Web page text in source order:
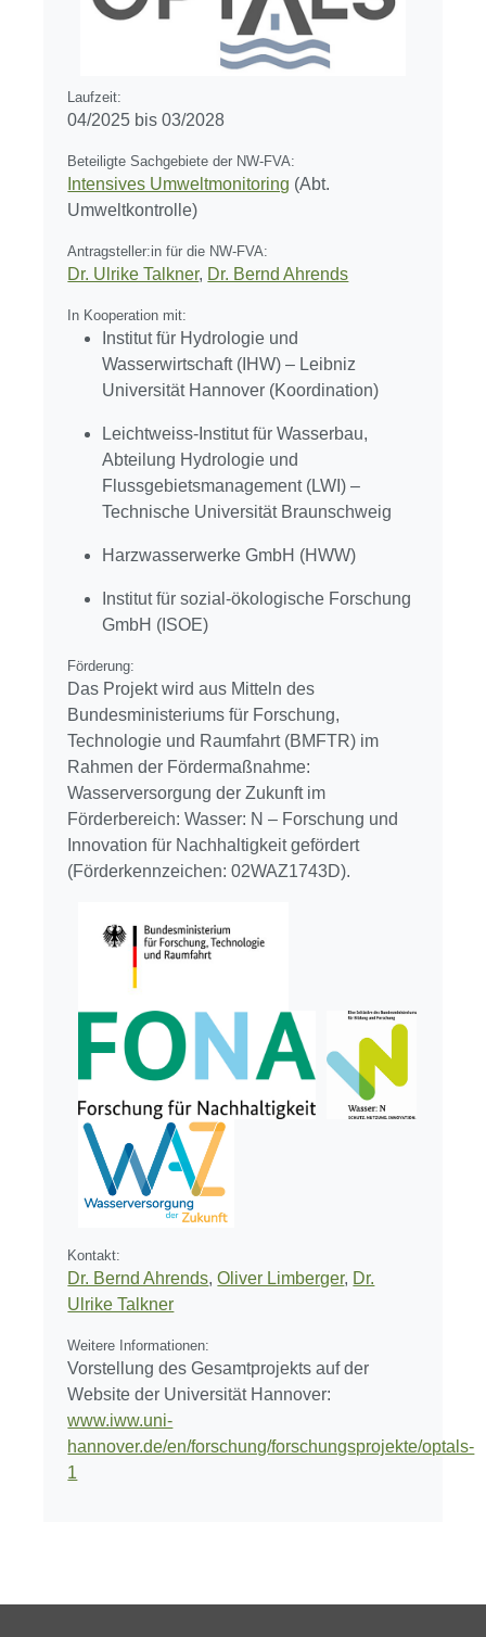
Laufzeit:
04/2025 bis 03/2028
Beteiligte Sachgebiete der NW-FVA:
Intensives Umweltmonitoring (Abt.
Umweltkontrolle)
Antragsteller:in für die NW-FVA:
Dr. Ulrike Talkner, Dr. Bernd Ahrends
In Kooperation mit:
Institut für Hydrologie und
Wasserwirtschaft (IHW) – Leibniz
Universität Hannover (Koordination)
Leichtweiss-Institut für Wasserbau,
Abteilung Hydrologie und
Flussgebietsmanagement (LWI) –
Technische Universität Braunschweig
Harzwasserwerke GmbH (HWW)
Institut für sozial-ökologische Forschung
GmbH (ISOE)
Förderung:
Das Projekt wird aus Mitteln des
Bundesministeriums für Forschung,
Technologie und Raumfahrt (BMFTR) im
Rahmen der Fördermaßnahme:
Wasserversorgung der Zukunft im
Förderbereich: Wasser: N – Forschung und
Innovation für Nachhaltigkeit gefördert
(Förderkennzeichen: 02WAZ1743D).
Kontakt:
Dr. Bernd Ahrends,Oliver Limberger, Dr.
Ulrike Talkner
Weitere Informationen:
Vorstellung des Gesamtprojekts auf der
Website der Universität Hannover:
www.iww.uni-
hannover.de/en/forschung/forschungsprojekte/optals-
1